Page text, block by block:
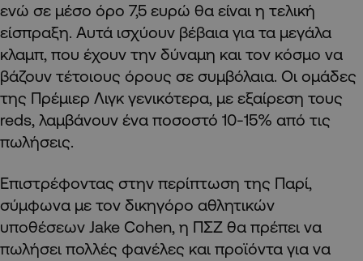
ενώ σε μέσο όρο 7,5 ευρώ θα είναι η τελική
είσπραξη. Αυτά ισχύουν βέβαια για τα μεγάλα
κλαμπ, που έχουν την δύναμη και τον κόσμο να
βάζουν τέτοιους όρους σε συμβόλαια. Οι ομάδες
της Πρέμιερ Λιγκ γενικότερα, με εξαίρεση τους
reds, λαμβάνουν ένα ποσοστό 10-15% από τις
πωλήσεις.
Επιστρέφοντας στην περίπτωση της Παρί,
σύμφωνα με τον δικηγόρο αθλητικών
υποθέσεων Jake Cohen, η ΠΣΖ θα πρέπει να
πωλήσει πολλές φανέλες και προϊόντα για να